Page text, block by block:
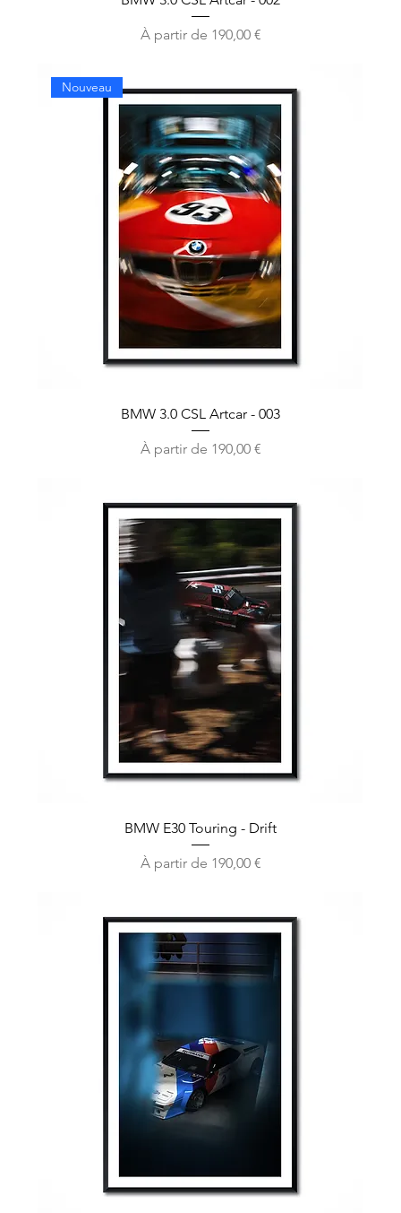
À partir de 190,00 €
Prix promotionnel
Nouveau
BMW 3.0 CSL Artcar - 003
À partir de 190,00 €
Prix promotionnel
BMW E30 Touring - Drift
À partir de 190,00 €
Prix promotionnel